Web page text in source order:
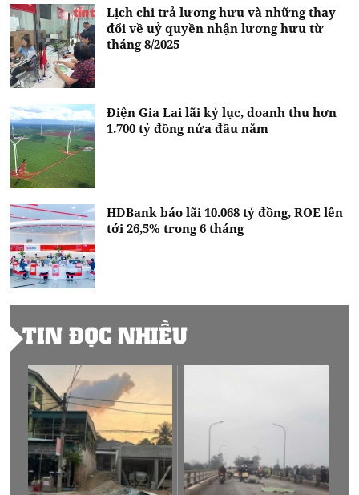
Lịch chi trả lương hưu và những thay
đổi về uỷ quyền nhận lương hưu từ
tháng 8/2025
Điện Gia Lai lãi kỷ lục, doanh thu hơn
1.700 tỷ đồng nửa đầu năm
HDBank báo lãi 10.068 tỷ đồng, ROE lên
tới 26,5% trong 6 tháng
TIN ĐỌC NHIỀU